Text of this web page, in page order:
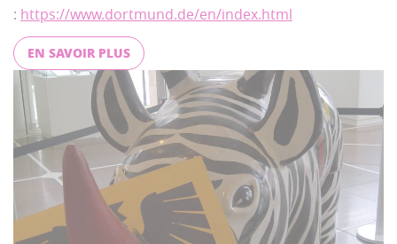
: https://www.dortmund.de/en/index.html
EN SAVOIR PLUS